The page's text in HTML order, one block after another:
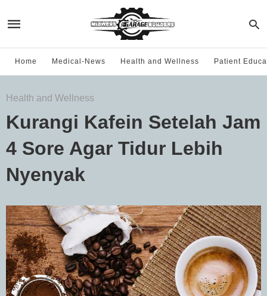
Home Medical-News Health and Wellness Patient
Health and Wellness
Kurangi Kafein Setelah Jam
4 Sore Agar Tidur Lebih
Nyenyak